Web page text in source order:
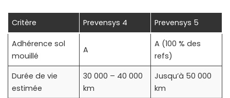
Critère Prevensys 4 Prevensys 5
Adhérence sol
mouillé
A
A (100 % des
refs)
Durée de vie
estimée
30 000 – 40 000
km
Jusqu’à 50 000
km